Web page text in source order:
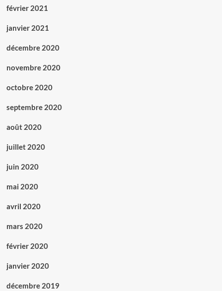
février 2021
janvier 2021
décembre 2020
novembre 2020
octobre 2020
septembre 2020
août 2020
juillet 2020
juin 2020
mai 2020
avril 2020
mars 2020
février 2020
janvier 2020
décembre 2019